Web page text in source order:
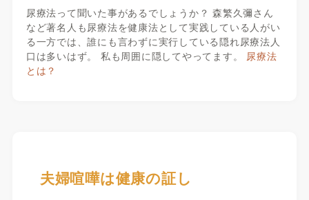
尿療法って聞いた事があるでしょうか？ 森繁久彌さん
など著名人も尿療法を健康法として実践している人がい
る一方では、誰にも言わずに実行している隠れ尿療法人
口は多いはず。 私も周囲に隠してやってます。 尿療法
とは？
夫婦喧嘩は健康の証し